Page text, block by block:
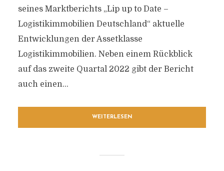
seines Marktberichts „Lip up to Date –
Logistikimmobilien Deutschland“ aktuelle
Entwicklungen der Assetklasse
Logistikimmobilien. Neben einem Rückblick
auf das zweite Quartal 2022 gibt der Bericht
auch einen...
WEITERLESEN